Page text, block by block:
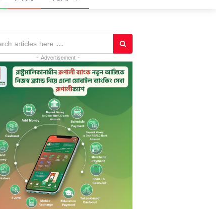
- Advertisement -